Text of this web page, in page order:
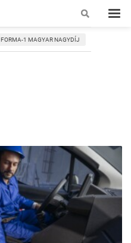
FORMA-1 MAGYAR NAGYDÍJ